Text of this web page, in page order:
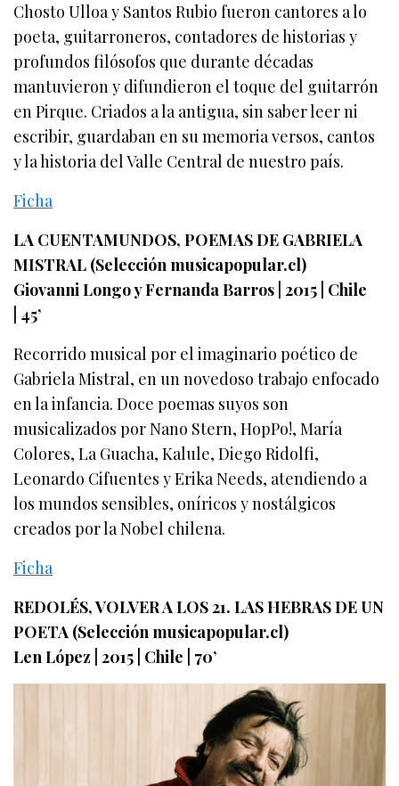
Chosto Ulloa y Santos Rubio fueron cantores a lo
poeta, guitarroneros, contadores de historias y
profundos filósofos que durante décadas
mantuvieron y difundieron el toque del guitarrón
en Pirque. Criados a la antigua, sin saber leer ni
escribir, guardaban en su memoria versos, cantos
y la historia del Valle Central de nuestro país.
Ficha
LA CUENTAMUNDOS, POEMAS DE GABRIELA
MISTRAL (Selección musicapopular.cl)
Giovanni Longo y Fernanda Barros | 2015 | Chile
| 45’
Recorrido musical por el imaginario poético de
Gabriela Mistral, en un novedoso trabajo enfocado
en la infancia. Doce poemas suyos son
musicalizados por Nano Stern, HopPo!, María
Colores, La Guacha, Kalule, Diego Ridolfi,
Leonardo Cifuentes y Erika Needs, atendiendo a
los mundos sensibles, oníricos y nostálgicos
creados por la Nobel chilena.
Ficha
REDOLÉS, VOLVER A LOS 21. LAS HEBRAS DE UN
POETA (Selección musicapopular.cl)
Len López | 2015 | Chile | 70’